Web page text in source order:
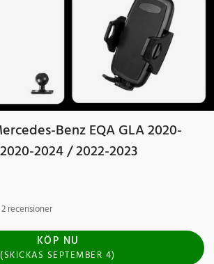
Benz EQA GLA 2020-
2024 / 2022-2023
2 recensioner
KÖP NU
(SKICKAS SEPTEMBER 4)